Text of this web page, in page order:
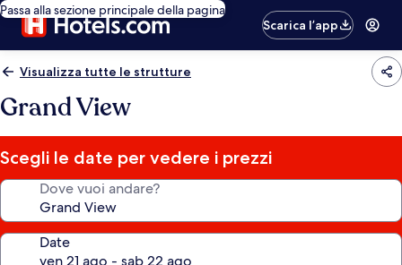
Passa alla sezione principale della pagina
Scarica l’app
Visualizza tutte le strutture
Grand View
Scegli le date per vedere i prezzi
Dove vuoi andare?
Date